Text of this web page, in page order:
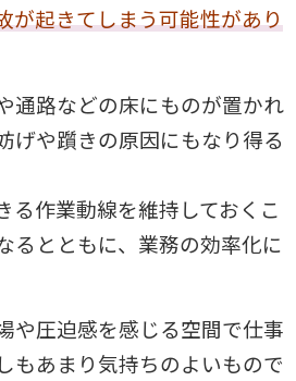
が起きてしまう可能性があり
通路などの床にものが置かれ
げや躓きの原因にもなり得る
る作業動線を維持しておくこ
るとともに、業務の効率化に
や圧迫感を感じる空間で仕事
もあまり気持ちのよいもので